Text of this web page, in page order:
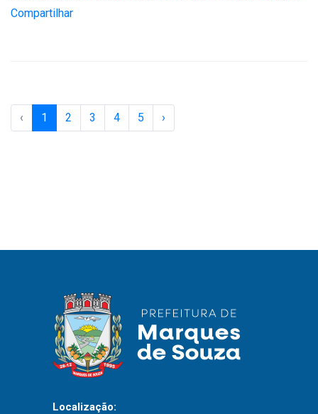
Compartilhar
‹ 1 2 3 4 5 ›
Localização: